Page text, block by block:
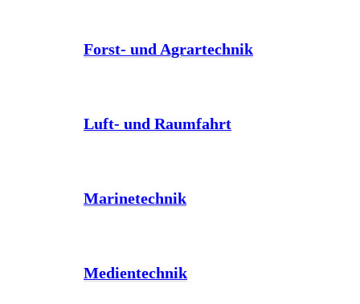
Forst- und Agrartechnik
Luft- und Raumfahrt
Marinetechnik
Medientechnik